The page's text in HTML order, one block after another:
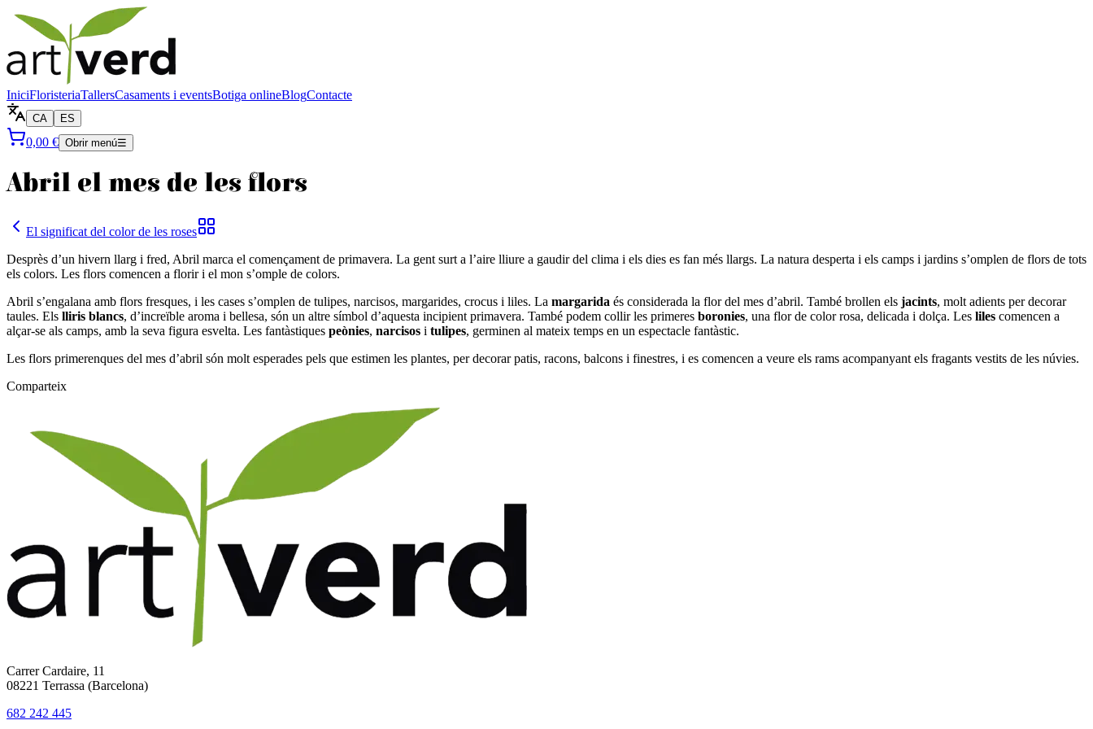
IniciFloristeriaTallersCasaments i eventsBotiga onlineBlogContacte
CA ES
0,00 € Obrir menú☰
Abril el mes de les flors
El significat del color de les roses
Desprès d’un hivern llarg i fred, Abril marca el començament de primavera. La gent surt a l’aire lliure a gaudir del clima i els dies es fan més llargs. La natura desperta i els camps i jardins s’omplen de flors de tots
els colors. Les flors comencen a florir i el mon s’omple de colors.
Abril s’engalana amb flors fresques, i les cases s’omplen de tulipes, narcisos, margarides, crocus i liles. La margarida és considerada la flor del mes d’abril. També brollen els jacints, molt adients per decorar
taules. Els lliris blancs, d’increïble aroma i bellesa, són un altre símbol d’aquesta incipient primavera. També podem collir les primeres boronies, una flor de color rosa, delicada i dolça. Les liles comencen a
alçar-se als camps, amb la seva figura esvelta. Les fantàstiques peònies, narcisos i tulipes, germinen al mateix temps en un espectacle fantàstic.
Les flors primerenques del mes d’abril són molt esperades pels que estimen les plantes, per decorar patis, racons, balcons i finestres, i es comencen a veure els rams acompanyant els fragants vestits de les núvies.
Comparteix
Carrer Cardaire, 11
08221 Terrassa (Barcelona)
682 242 445